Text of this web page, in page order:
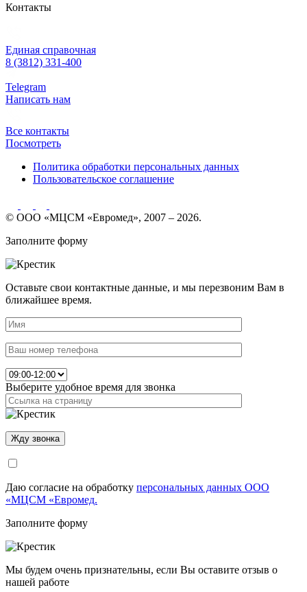
Контакты
Единая справочная
8 (3812) 331-400
Telegram
Написать нам
Все контакты
Посмотреть
Политика обработки персональных данных
Пользовательское соглашение
© ООО «МЦСМ «Евромед», 2007 – 2026.
Заполните форму
Оставьте свои контактные данные, и мы перезвоним Вам в
ближайшее время.
Выберите удобное время для звонка
Даю согласие на обработку персональных данных ООО
«МЦСМ «Евромед.
Заполните форму
Мы будем очень признательны, если Вы оставите отзыв о
нашей работе